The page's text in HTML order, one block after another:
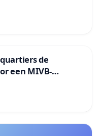
de
een MIVB-
en Het